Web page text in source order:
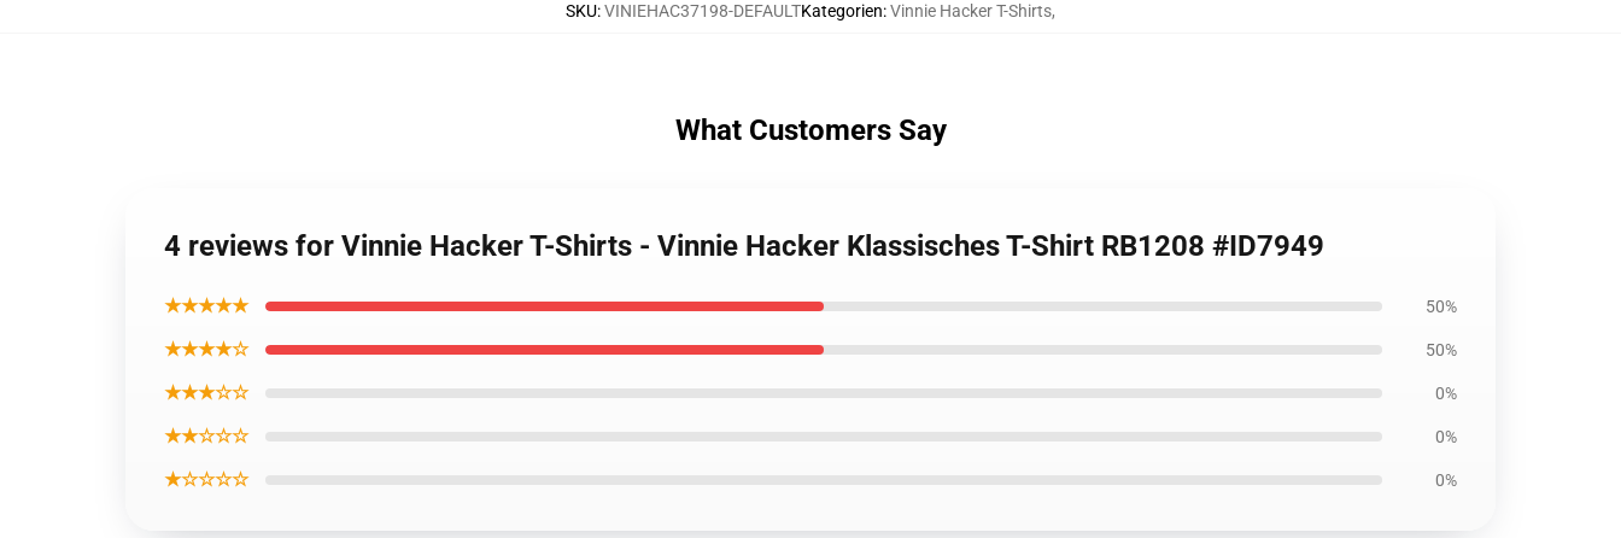
SKU:VINIEHAC37198-DEFAULTKategorien:Vinnie Hacker T-Shirts,
What Customers Say
4 reviews for Vinnie Hacker T-Shirts - Vinnie Hacker Klassisches T-Shirt RB1208 #ID7949
★★★★★ 50%
★★★★☆ 50%
★★★☆☆ 0%
★★☆☆☆ 0%
★☆☆☆☆ 0%